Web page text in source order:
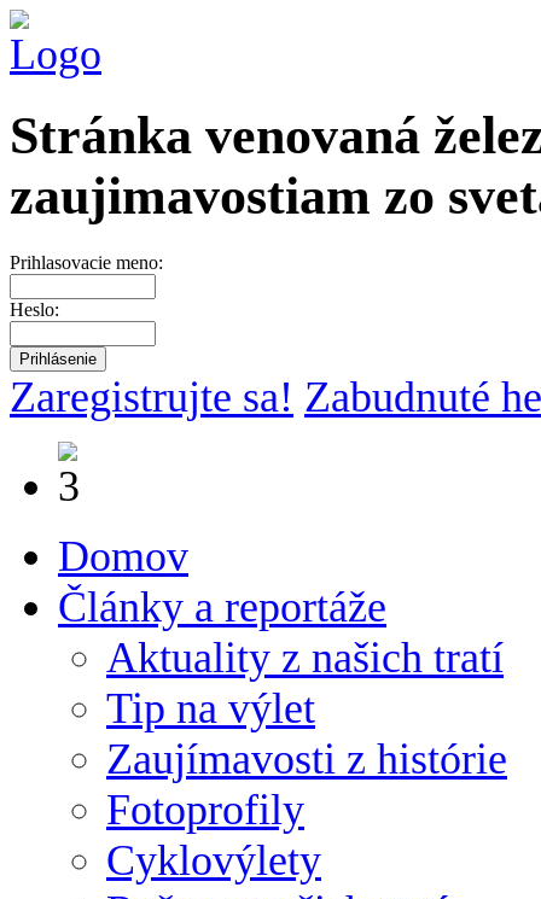
Stránka venovaná
zaujimavostiam zo
Prihlasovacie meno:
Heslo:
Zaregistrujte sa! Zabudnuté
Domov
Články a reportáže
Aktuality z našich tratí
Tip na výlet
Zaujímavosti z histórie
Fotoprofily
Cyklovýlety